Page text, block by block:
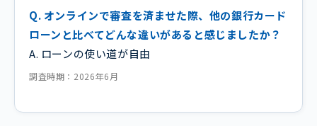
Q. オンラインで審査を済ませた際、他の銀行カード
ローンと比べてどんな違いがあると感じましたか？
A. ローンの使い道が自由
調査時期：2026年6月